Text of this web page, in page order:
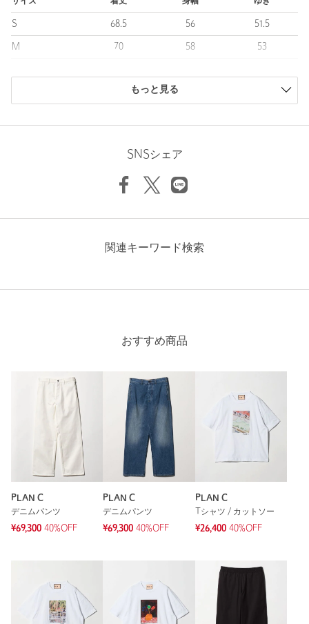
※商品に「取り扱い上の注意書き」、「洗濯表示」がございます
※商品画像は、光の当たり具合やパソコンなどの閲覧環境によ
ご了承ください。
※商品の色味の目安は、商品単体の画像をご参照ください。
品名：PLAN C 17 PRINT TEE 3
綿100％
手洗い可 洗濯表示について
イタリア製
1159-4-000227
S 68.5 56 51.5
M 70 58 53
商品は、独自の採寸方法により採寸されています。
S M
Check the recommended size
Try this item on
もっと見る
SNSシェア
関連キーワード検索
おすすめ商品
PLAN C
デニムパンツ
¥69,300 40%OFF
PLAN C
デニムパンツ
¥69,300 40%OFF
PLAN C
Tシャツ / カットソー
¥26,400 40%OFF